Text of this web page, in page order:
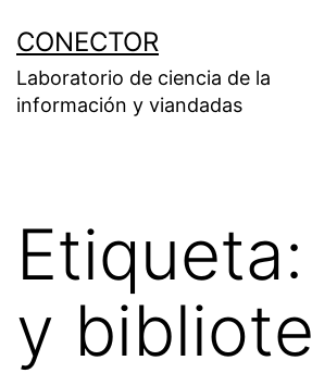
contenido
CONECTOR
Laboratorio de ciencia de la
información y viandadas
Etiqueta:
y